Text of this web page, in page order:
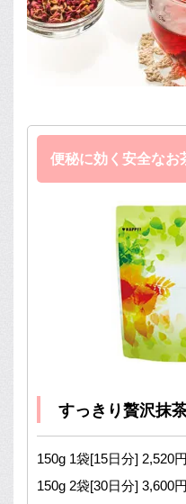
便秘に効く安全な
すっきり贅沢抹
150g 1袋[15日分] 2,520
150g 2袋[30日分] 3,600